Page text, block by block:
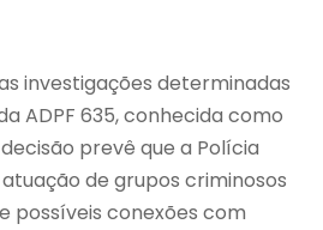
investigações determinadas
ADPF 635, conhecida como
prevê que a Polícia
de grupos criminosos
possíveis conexões com